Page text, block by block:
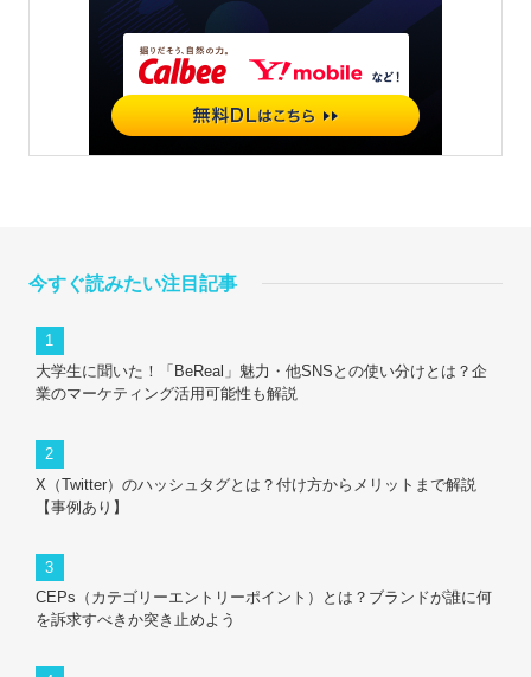
今すぐ読みたい注目記事
大学生に聞いた！「BeReal」魅力・他SNSとの使い分けとは？企
業のマーケティング活用可能性も解説
X（Twitter）のハッシュタグとは？付け方からメリットまで解説
【事例あり】
CEPs（カテゴリーエントリーポイント）とは？ブランドが誰に何
を訴求すべきか突き止めよう